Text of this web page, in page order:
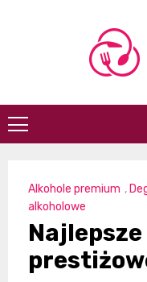
Alkohole premium ,
alkoholowe